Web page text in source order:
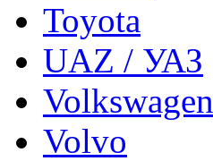
Toyota
UAZ / УАЗ
Volkswagen
Volvo